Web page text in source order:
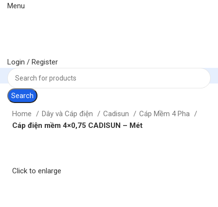
Menu
Login / Register
Search
Home Dây và Cáp điện Cadisun
Cáp Mềm 4 Pha
Cáp điện mềm 4×0,75 CADISUN – Mét
Click to enlarge